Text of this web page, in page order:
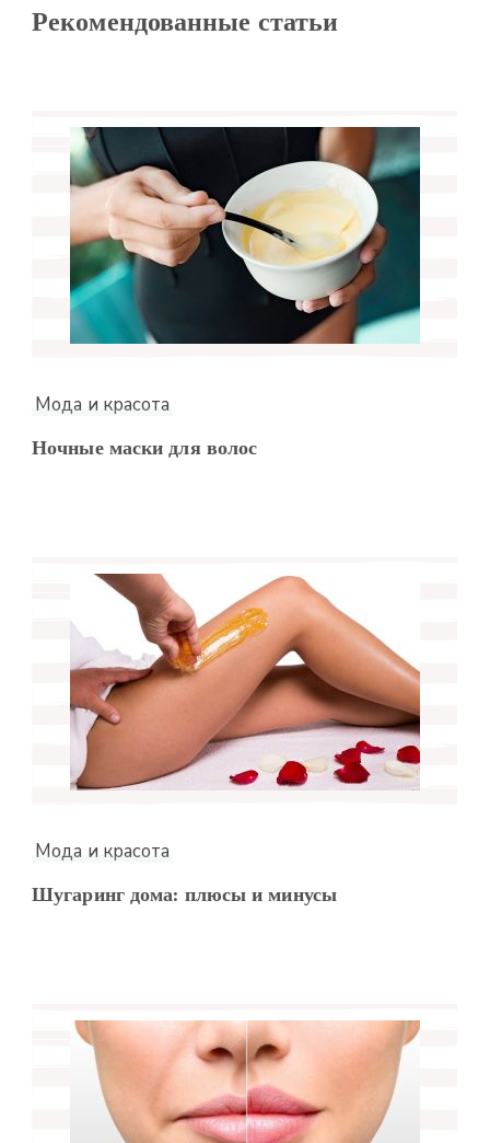
Рекомендованные статьи
Мода и красота
Ночные маски для волос
Мода и красота
Шугаринг дома: плюсы и минусы